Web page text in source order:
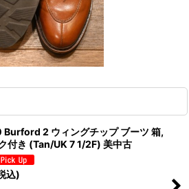
2 ウィングチップ ブーツ 箱,
付き (Tan/UK 7 1/2F) 美中古
込)